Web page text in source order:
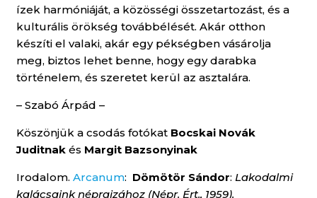
ízek harmóniáját, a közösségi összetartozást, és a
kulturális örökség továbbélését. Akár otthon
készíti el valaki, akár egy pékségben vásárolja
meg, biztos lehet benne, hogy egy darabka
történelem, és szeretet kerül az asztalára.
– Szabó Árpád –
Köszönjük a csodás fotókat Bocskai Novák
Juditnak és Margit Bazsonyinak
Irodalom. Arcanum: Dömötör Sándor: Lakodalmi
kalácsaink néprajzához (Népr. Ért., 1959).